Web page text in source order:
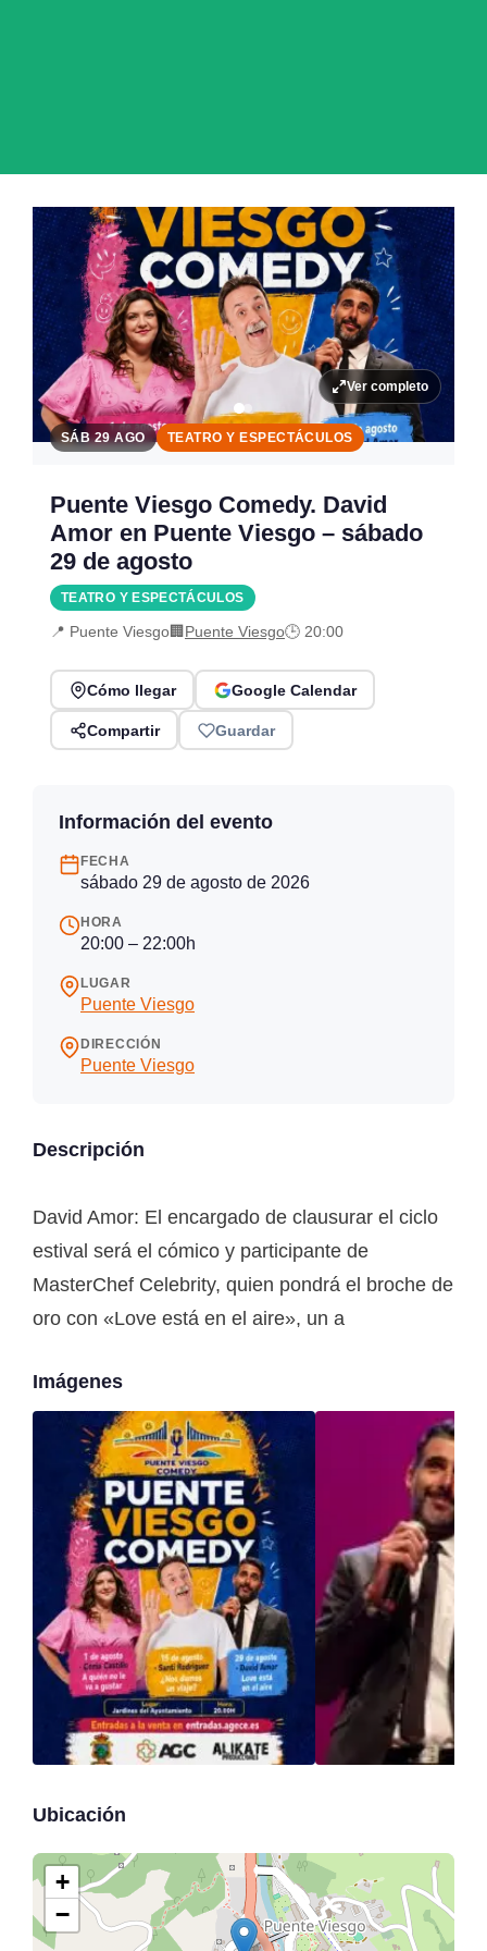
Ver completo
SÁB 29 AGO TEATRO Y ESPECTÁCULOS
Puente Viesgo Comedy. David
Amor en Puente Viesgo – sábado
29 de agosto
TEATRO Y ESPECTÁCULOS
📍 Puente Viesgo🏢 Puente Viesgo🕒 20:00
Cómo llegar Google Calendar
Compartir Guardar
Información del evento
FECHA
sábado 29 de agosto de 2026
HORA
20:00 – 22:00h
LUGAR
Puente Viesgo
DIRECCIÓN
Puente Viesgo
Descripción
David Amor: El encargado de clausurar el ciclo
estival será el cómico y participante de
MasterChef Celebrity, quien pondrá el broche de
oro con «Love está en el aire», un a
Imágenes
Ubicación
+
−